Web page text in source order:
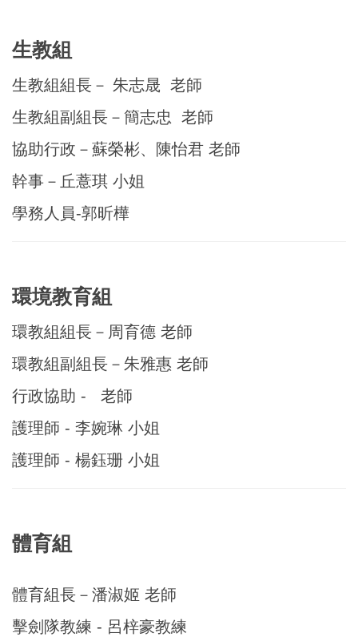
生教組
生教組組長－ 朱志晟 老師
生教組副組長－簡志忠 老師
協助行政－蘇榮彬、陳怡君 老師
幹事－丘薏琪 小姐
學務人員-郭昕樺
環境教育組
環教組組長－周育德 老師
環教組副組長－朱雅惠 老師
行政協助 - 老師
護理師 - 李婉琳 小姐
護理師 - 楊鈺珊 小姐
體育組
體育組長－潘淑姬 老師
擊劍隊教練 - 呂梓豪教練